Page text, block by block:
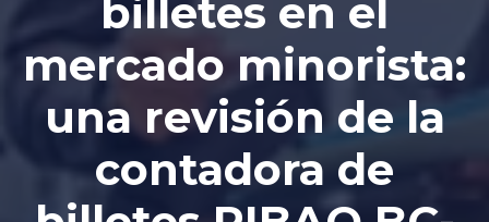
billetes en el
mercado minorista:
una revisión de la
contadora de